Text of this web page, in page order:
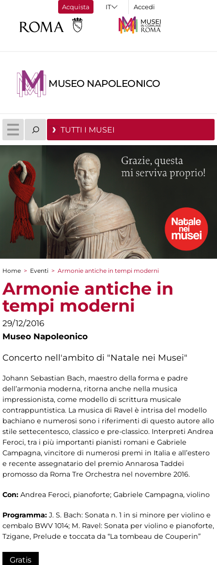
Acquista Accedi
MUSEO NAPOLEONICO
TUTTI I MUSEI
Tu sei qui
Home > Eventi > Armonie antiche in tempi moderni
Armonie antiche in
tempi moderni
29/12/2016
Museo Napoleonico
Concerto nell'ambito di "Natale nei Musei"
Johann Sebastian Bach, maestro della forma e padre
dell’armonia moderna, ritorna anche nella musica
impressionista, come modello di scrittura musicale
contrappuntistica. La musica di Ravel è intrisa del modello
bachiano e numerosi sono i riferimenti di questo autore allo
stile settecentesco, classico e pre-classico. Interpreti Andrea
Feroci, tra i più importanti pianisti romani e Gabriele
Campagna, vincitore di numerosi premi in Italia e all’estero
e recente assegnatario del premio Annarosa Taddei
promosso da Roma Tre Orchestra nel novembre 2016.
Con: Andrea Feroci, pianoforte; Gabriele Campagna, violino
Programma: J. S. Bach: Sonata n. 1 in si minore per violino e
cembalo BWV 1014; M. Ravel: Sonata per violino e pianoforte,
Tzigane, Prelude e toccata da “La tombeau de Couperin”
Gratis